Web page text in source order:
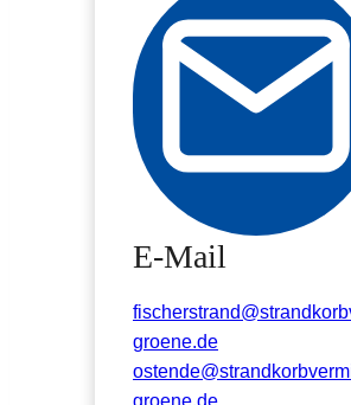
E-Mail
groene.de
groene.de